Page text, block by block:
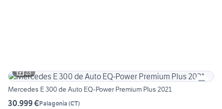
23
Mercedes E 300 de Auto EQ-Power Premium Plus 2021
30.999 €Palagonia (CT)